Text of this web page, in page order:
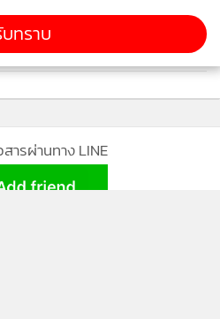
ารผ่านทาง LINE
ทราบ